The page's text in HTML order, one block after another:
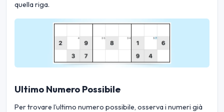
quella riga.
Ultimo Numero Possibile
Per trovare l’ultimo numero possibile, osserva i numeri già